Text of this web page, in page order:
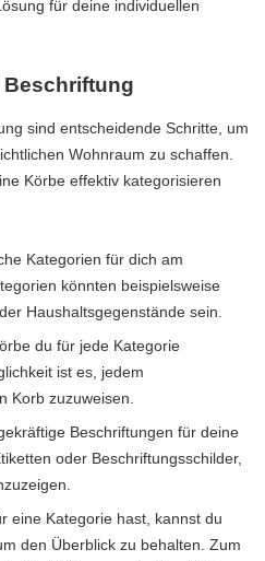
für deine individuellen
sind entscheidende Schritte, um
Wohnraum zu schaffen.
Körbe effektiv kategorisieren
Kategorien für dich am
könnten beispielsweise
Haushaltsgegenstände sein.
du für jede Kategorie
ist es, jedem
Korb zuzuweisen.
Beschriftungen für deine
oder Beschriftungsschilder,
eine Kategorie hast, kannst du
den Überblick zu behalten. Zum